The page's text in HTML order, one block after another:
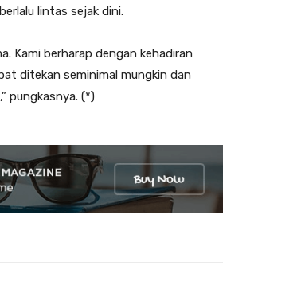
lintas sejak dini.
Kami berharap dengan kehadiran
ditekan seminimal mungkin dan
pungkasnya. (*)